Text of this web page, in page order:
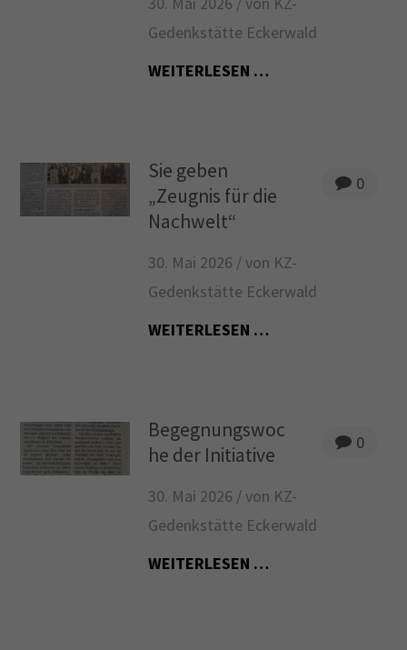
Gedenkstätte Eckerwald
WEITERLESEN …
0
Sie geben
„Zeugnis für die
Nachwelt“
30. Mai 2026 /von KZ-
Gedenkstätte Eckerwald
WEITERLESEN …
0
Begegnungswoc
he der Initiative
30. Mai 2026 /von KZ-
Gedenkstätte Eckerwald
WEITERLESEN …